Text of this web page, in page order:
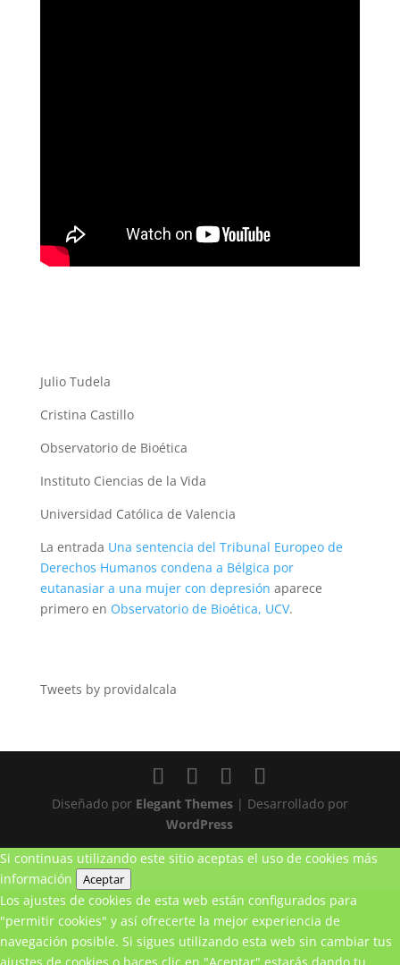
Julio Tudela
Cristina Castillo
Observatorio de Bioética
Instituto Ciencias de la Vida
Universidad Católica de Valencia
La entrada Una sentencia del Tribunal Europeo de
Derechos Humanos condena a Bélgica por
eutanasiar a una mujer con depresión aparece
primero en Observatorio de Bioética, UCV.
Tweets by providalcala
Diseñado por Elegant Themes| Desarrollado por
WordPress
Si continuas utilizando este sitio aceptas el uso de cookies más
información
Aceptar
Los ajustes de cookies de esta web están configurados para
"permitir cookies" y así ofrecerte la mejor experiencia de
navegación posible. Si sigues utilizando esta web sin cambiar tus